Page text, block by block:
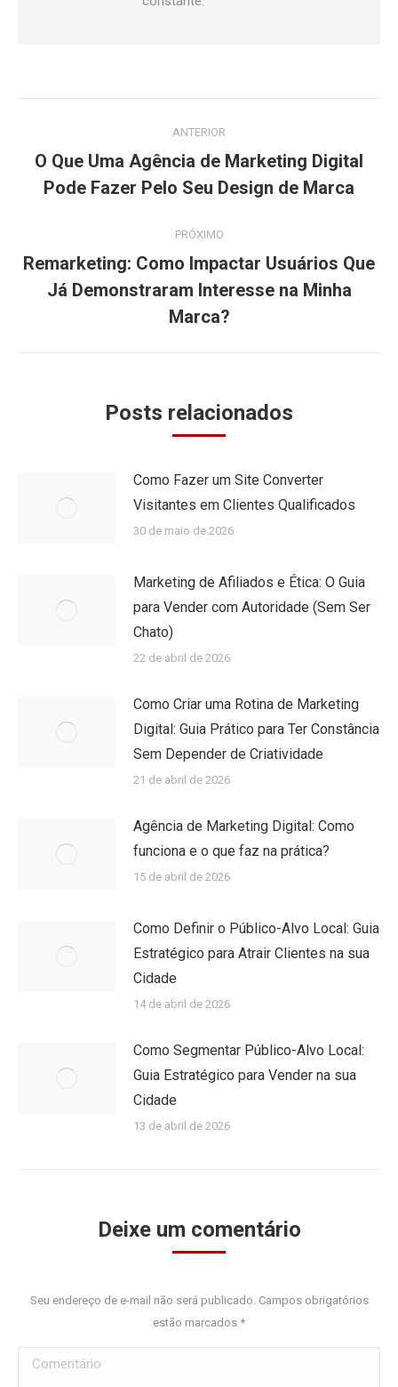
de
post:
ANTERIOR
Post
anterior:
O Que Uma Agência de Marketing Digital
Pode Fazer Pelo Seu Design de Marca
PRÓXIMO
Próximo
post:
Remarketing: Como Impactar Usuários Que
Já Demonstraram Interesse na Minha
Marca?
Posts relacionados
Como Fazer um Site Converter
Visitantes em Clientes Qualificados
30 de maio de 2026
Marketing de Afiliados e Ética: O Guia
para Vender com Autoridade (Sem Ser
Chato)
22 de abril de 2026
Como Criar uma Rotina de Marketing
Digital: Guia Prático para Ter Constância
Sem Depender de Criatividade
21 de abril de 2026
Agência de Marketing Digital: Como
funciona e o que faz na prática?
15 de abril de 2026
Como Definir o Público-Alvo Local: Guia
Estratégico para Atrair Clientes na sua
Cidade
14 de abril de 2026
Como Segmentar Público-Alvo Local:
Guia Estratégico para Vender na sua
Cidade
13 de abril de 2026
Deixe um comentário
Seu endereço de e-mail não será publicado. Campos obrigatórios
estão marcados *
Comentário